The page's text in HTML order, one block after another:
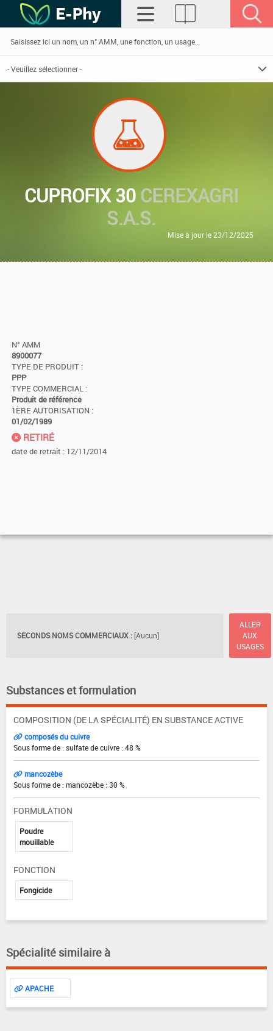
CUPROFIX 30CEREXAGRI
S.A.S.
Mise à jour le 23/12/2025
N° AMM
8900077
TYPE DE PRODUIT :
PPP
TYPE COMMERCIAL :
Produit de référence
1ÈRE AUTORISATION :
01/02/1989
RETIRÉ
date de retrait : 12/11/2014
SECONDS NOMS COMMERCIAUX : [Aucun]
ALLER
AUX
USAGES
Substances et formulation
COMPOSITION (DE LA SPÉCIALITÉ) EN SUBSTANCE ACTIVE
composés du cuivre
Sous forme de : sulfate de cuivre : 48 %
mancozèbe
Sous forme de : mancozèbe : 30 %
FORMULATION
Poudre
mouillable
FONCTION
Fongicide
Spécialité similaire à
APACHE